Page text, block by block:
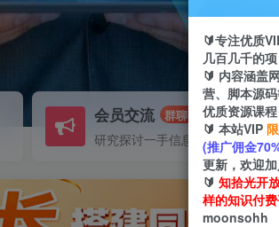
会员交流 群聊
研究探讨一手信息差
🔰专注优质
几百几千的
🔰 内容涵盖
营、脚本源
优质资源课程
🔰 本站VIP
(推广佣金
更新，欢迎加
🔰 知拾光开
样的知识付费
moonsohh